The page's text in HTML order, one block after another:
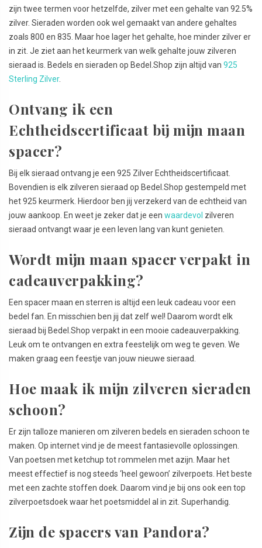
zijn twee termen voor hetzelfde, zilver met een gehalte van 92.5%
zilver. Sieraden worden ook wel gemaakt van andere gehaltes
zoals 800 en 835. Maar hoe lager het gehalte, hoe minder zilver er
in zit. Je ziet aan het keurmerk van welk gehalte jouw zilveren
sieraad is. Bedels en sieraden op Bedel.Shop zijn altijd van 925
Sterling Zilver.
Ontvang ik een
Echtheidscertificaat bij mijn maan
spacer?
Bij elk sieraad ontvang je een 925 Zilver Echtheidscertificaat.
Bovendien is elk zilveren sieraad op Bedel.Shop gestempeld met
het 925 keurmerk. Hierdoor ben jij verzekerd van de echtheid van
jouw aankoop. En weet je zeker dat je een waardevol zilveren
sieraad ontvangt waar je een leven lang van kunt genieten.
Wordt mijn maan spacer verpakt in
cadeauverpakking?
Een spacer maan en sterren is altijd een leuk cadeau voor een
bedel fan. En misschien ben jij dat zelf wel! Daarom wordt elk
sieraad bij Bedel.Shop verpakt in een mooie cadeauverpakking.
Leuk om te ontvangen en extra feestelijk om weg te geven. We
maken graag een feestje van jouw nieuwe sieraad.
Hoe maak ik mijn zilveren sieraden
schoon?
Er zijn talloze manieren om zilveren bedels en sieraden schoon te
maken. Op internet vind je de meest fantasievolle oplossingen.
Van poetsen met ketchup tot rommelen met azijn. Maar het
meest effectief is nog steeds ‘heel gewoon’ zilverpoets. Het beste
met een zachte stoffen doek. Daarom vind je bij ons ook een top
zilverpoetsdoek waar het poetsmiddel al in zit. Superhandig.
Zijn de spacers van Pandora?